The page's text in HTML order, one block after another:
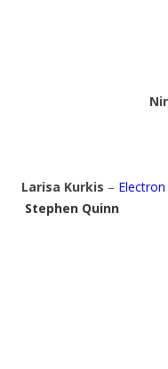
Nir
Larisa Kurkis –
Stephen Quinn
C.R.G.